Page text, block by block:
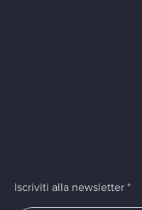
Iscriviti alla newsletter